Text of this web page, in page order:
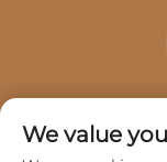
We value